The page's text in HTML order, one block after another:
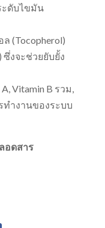
ะดับไขมัน
(Tocopherol)
งจะช่วยยับยั้ง
Vitamin B รวม,
ทำงานของระบบ
อดสาร